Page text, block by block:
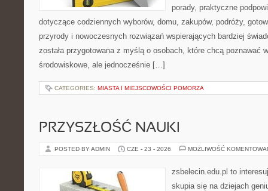
porady, praktyczne
dotyczące codziennych wyborów, domu, zakupów, podróży,
przyrody i nowoczesnych rozwiązań wspierających bardziej
została przygotowana z myślą o osobach, które chcą poznawać
środowiskowe, ale jednocześnie […]
CATEGORIES: MIASTA I MIEJSCOWOŚCI POMORZA
PRZYSZŁOŚĆ NAUKI
POSTED BY ADMIN CZE - 23 - 2026 MOŻLIWOŚĆ
zsbelecin.edu.pl to
skupia się na dziejach